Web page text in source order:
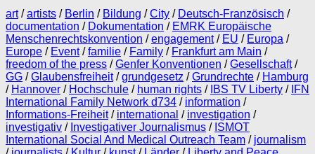
art/artists / Berlin / Bildung /City / Deutsch-Französisch /
documentation / Dokumentation / EMRK Europäische
Menschenrechtskonvention /engagement/ EU / Europa /
Europe / Event/familie / Family / Frankfurt am Main /
freedom of the press /Genfer Konventionen /Gesellschaft/
GG /Glaubensfreiheit/grundgesetz /Grundrechte / Hamburg
/ Hannover / Hochschule / human rights / IBS TV Liberty / IFN
International Family Network d734 / information /
Informations-Freiheit/ international / investigation /
investigativ / Investigativer Journalismus / ISMOT
International Social And Medical Outreach Team / journalism